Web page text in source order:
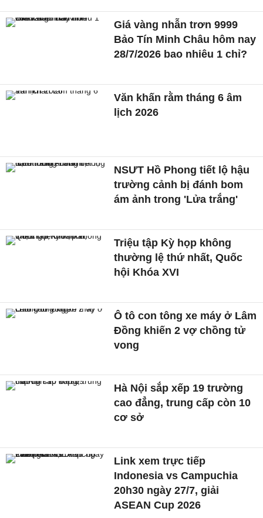
Giá vàng nhẫn trơn 9999
Bảo Tín Minh Châu hôm nay
28/7/2026 bao nhiêu 1 chỉ?
Văn khấn rằm tháng 6 âm
lịch 2026
NSƯT Hồ Phong tiết lộ hậu
trường cảnh bị đánh bom
ám ảnh trong 'Lửa trắng'
Triệu tập Kỳ họp không
thường lệ thứ nhất, Quốc
hội Khóa XVI
Ô tô con tông xe máy ở Lâm
Đồng khiến 2 vợ chồng tử
vong
Hà Nội sắp xếp 19 trường
cao đẳng, trung cấp còn 10
cơ sở
Link xem trực tiếp
Indonesia vs Campuchia
20h30 ngày 27/7, giải
ASEAN Cup 2026